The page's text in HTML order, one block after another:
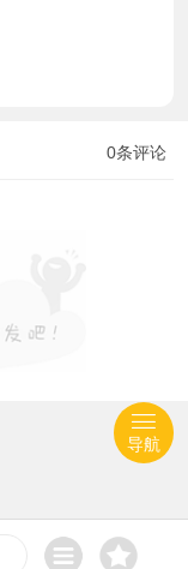
0条评论
导航